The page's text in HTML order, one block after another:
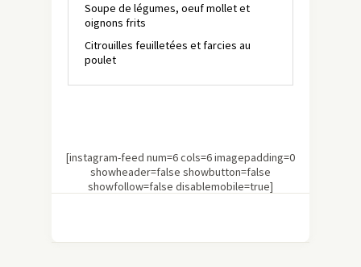
Soupe de légumes, oeuf mollet et
oignons frits
Citrouilles feuilletées et farcies au
poulet
[instagram-feed num=6 cols=6 imagepadding=0
showheader=false showbutton=false
showfollow=false disablemobile=true]